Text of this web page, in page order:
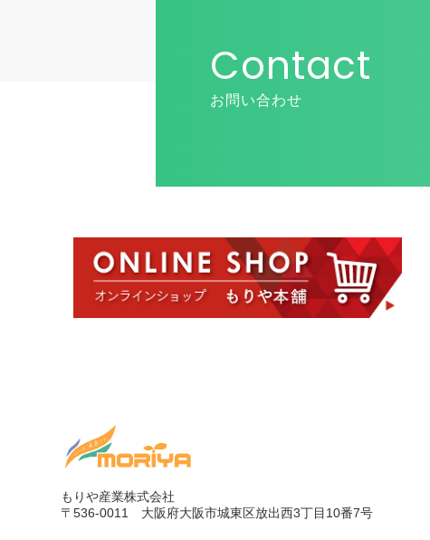
Contact
お問い合わせ
もりや産業株式会社
〒536-0011 大阪府大阪市城東区放出西3丁目10番7号